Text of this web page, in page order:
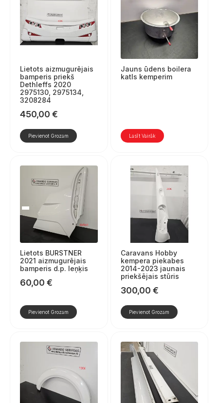
Lietots aizmugurējais
bamperis priekš
Dethleffs 2020
2975130, 2975134,
3208284
450,00 €
Pievienot Grozam
Jauns ūdens boilera
katls kemperim
Lasīt Vairāk
Lietots BURSTNER
2021 aizmugurējais
bamperis d.p. leņķis
60,00 €
Pievienot Grozam
Caravans Hobby
kempera piekabes
2014-2023 jaunais
priekšējais stūris
300,00 €
Pievienot Grozam